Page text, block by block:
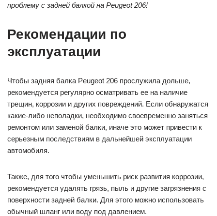
проблему с задней балкой на Peugeot 206!
Рекомендации по
эксплуатации
Чтобы задняя балка Peugeot 206 прослужила дольше,
рекомендуется регулярно осматривать ее на наличие
трещин, коррозии и других повреждений. Если обнаружатся
какие-либо неполадки, необходимо своевременно заняться
ремонтом или заменой балки, иначе это может привести к
серьезным последствиям в дальнейшей эксплуатации
автомобиля.
Также, для того чтобы уменьшить риск развития коррозии,
рекомендуется удалять грязь, пыль и другие загрязнения с
поверхности задней балки. Для этого можно использовать
обычный шланг или воду под давлением.